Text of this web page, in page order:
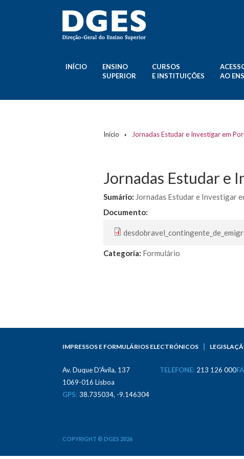
INÍCIO
ENSINO
SUPERIOR
CURSOS
E INSTITUIÇÕES
AO
Início Jornadas Estudar e Investigar em
Jornadas Estudar e
Sumário: Jornadas Estudar e Investigar
Documento:
Categoria: Formulário
IMPRESSOS E FORMULÁRIOS ELECTRÓNICOS
Av. Duque D'Ávila, 137
1069-016 Lisboa
GPS: 38.735034, -9.146304
TELEFONE: 213 126 000
COPYRIGHT © DGES 2026